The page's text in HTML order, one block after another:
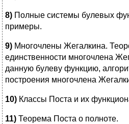
8) Полные системы булевых
примеры.
9) Многочлены Жегалкина.
единственности многочлена
данную булеву функцию,
построения многочлена
10) Классы Поста и их
11) Теорема Поста о полноте.